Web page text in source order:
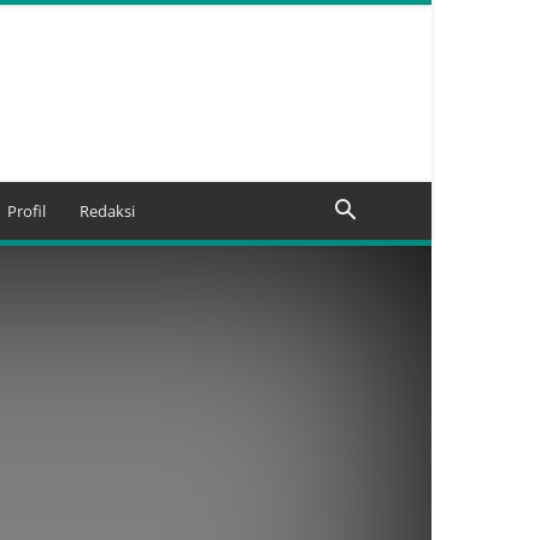
Profil Redaksi